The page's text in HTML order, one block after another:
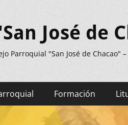
José de
Parroquial "San José de Chacao"
Formación